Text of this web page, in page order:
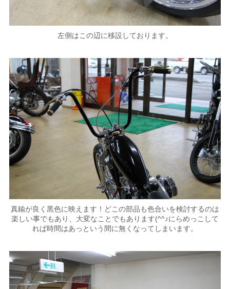
左側はこの辺に移設しております。
真鍮が良く黒色に映えます！どこの部品も色合いを検討するのは
楽しい事でもあり、大変なことでもあります(^^♪にらめっこして
れば時間はあっという間に無くなってしまいます。